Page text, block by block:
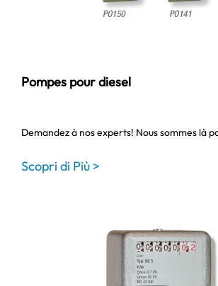
Pompes pour diesel
Demandez à nos experts! Nous sommes là
Scopri di Più >